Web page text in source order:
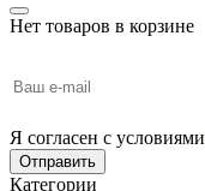
Нет товаров в корзине
Я согласен с условиями
Отправить
Категории